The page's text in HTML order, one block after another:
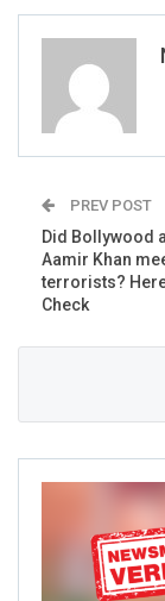
PREV POST
Did Bollywood
Aamir Khan
terrorists?
Check